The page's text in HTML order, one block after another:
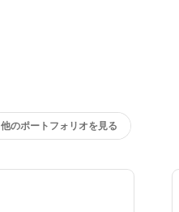
他のポートフォリオを見る